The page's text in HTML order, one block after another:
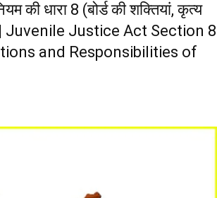
की धारा 8 (बोर्ड की शक्तियां, कृत्य
| Juvenile Justice Act Section 8
and Responsibilities of